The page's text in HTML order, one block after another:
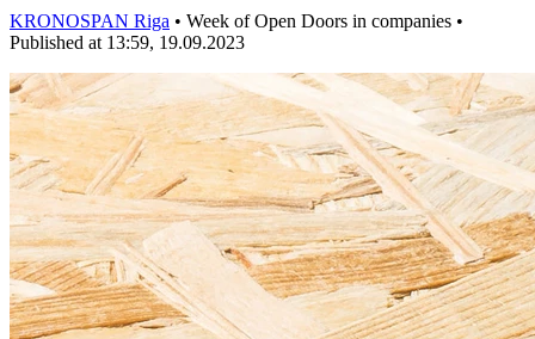
KRONOSPAN Riga • Week of Open Doors in companies •
Published at 13:59, 19.09.2023